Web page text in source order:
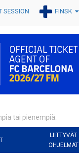
FINSK
SESSION
tai pienempiä.
LIITTYVÄT
OHJELMAT